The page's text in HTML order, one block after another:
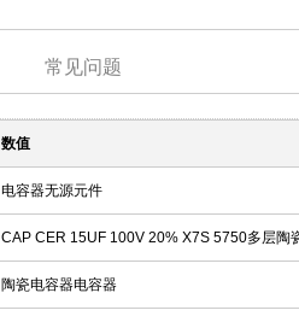
常见问题
数值
电容器无源元件
CAP CER 15UF 100V 20% X7S 5750多层
陶瓷电容器电容器